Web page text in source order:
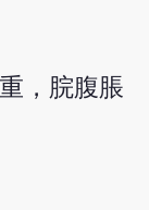
，脘腹脹